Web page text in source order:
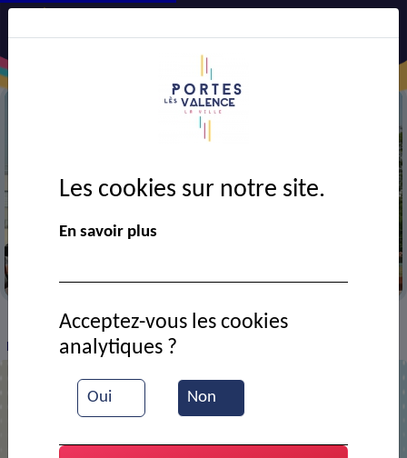
> VIE MUNICIPALE > Ressources documentaires
Marwa en concert
Les cookies sur notre site.
En savoir plus
Oui Non
Acceptez-vous les cookies
analytiques ?